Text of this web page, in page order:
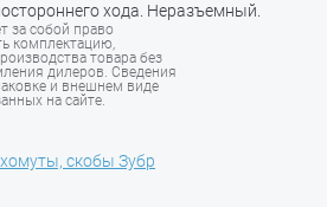
хода. Неразъемный.
за собой право
комплектацию,
товара без
дилеров. Сведения
и внешнем виде
на сайте.
скобы Зубр